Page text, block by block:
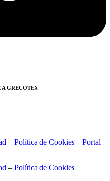
A GRECOTEX
– Política de Cookies – Portal
– Política de Cookies